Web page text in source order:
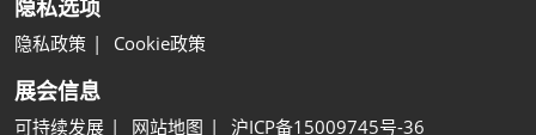
隐私选项
隐私政策 Cookie政策
展会信息
可持续发展 网站地图 沪ICP备15009745号-36